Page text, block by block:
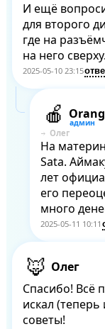
И ещё
для второго
где на
на него
2025-05-10 23:15
Олег
На
Sata.
лет
его
много
2025-05-11 10:11
Олег
Спасибо! Всё
искал
советы!